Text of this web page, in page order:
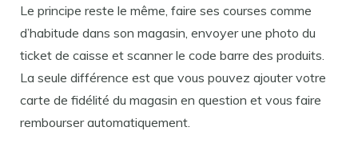
Le principe reste le même, faire ses courses comme
d’habitude dans son magasin, envoyer une photo du
ticket de caisse et scanner le code barre des produits.
La seule différence est que vous pouvez ajouter votre
carte de fidélité du magasin en question et vous faire
rembourser automatiquement.